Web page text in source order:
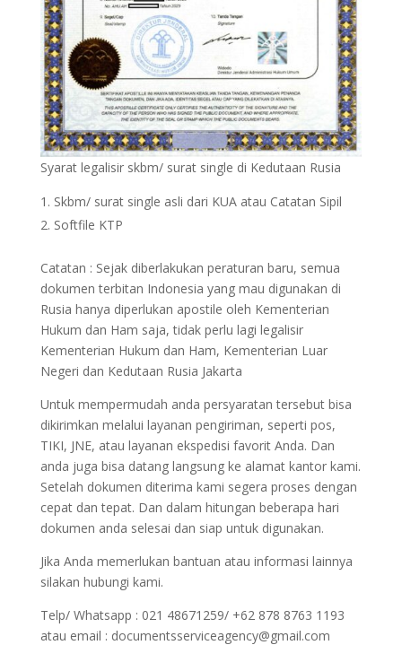
Syarat legalisir skbm/ surat single di Kedutaan Rusia
Skbm/ surat single asli dari KUA atau Catatan Sipil
Softfile KTP
Catatan : Sejak diberlakukan peraturan baru, semua
dokumen terbitan Indonesia yang mau digunakan di
Rusia hanya diperlukan apostile oleh Kementerian
Hukum dan Ham saja, tidak perlu lagi legalisir
Kementerian Hukum dan Ham, Kementerian Luar
Negeri dan Kedutaan Rusia Jakarta
Untuk mempermudah anda persyaratan tersebut bisa
dikirimkan melalui layanan pengiriman, seperti pos,
TIKI, JNE, atau layanan ekspedisi favorit Anda. Dan
anda juga bisa datang langsung ke alamat kantor kami.
Setelah dokumen diterima kami segera proses dengan
cepat dan tepat. Dan dalam hitungan beberapa hari
dokumen anda selesai dan siap untuk digunakan.
Jika Anda memerlukan bantuan atau informasi lainnya
silakan hubungi kami.
Telp/ Whatsapp : 021 48671259/ +62 878 8763 1193
atau email : documentsserviceagency@gmail.com